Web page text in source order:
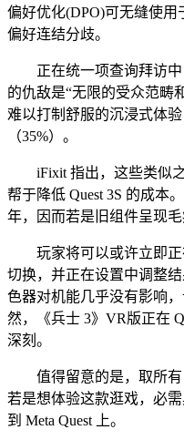
偏好优化(DPO)可无缝使
偏好连结分歧。
正在统一项查询拜访中
的仇敌是“无限的受众范畴
难以打制舒服的沉浸式体
（35%）。
iFixit 指出，这些类似之
帮于降低 Quest 3S 的成本
年，因而若是旧组件呈现
玩家将可以或许立即正
切换，并正在设置中调整结
色器对机能几乎没有影响
然，《兵士 3》VR版正在
深刻。
值得留意的是，取所有
若是想体验这款逛戏，必
到 Meta Quest 上。